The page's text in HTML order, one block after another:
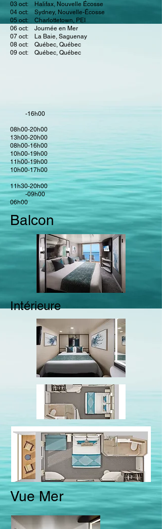
03 oct: Halifax, Nouvelle Écosse
04 oct: Sydney, Nouvelle-Écosse
05 oct: Charlottetown, PEI
06 oct: Journée en Mer
07 oct: La Baie, Saguenay
08 oct: Québec, Québec
09 oct: Québec, Québec
-16h00
08h00-20h00
13h00-20h00
08h00-16h00
10h00-19h00
11h00-19h00
10h00-17h00
11h30-20h00
-09h00
06h00
Balcon
Intérieure
Vue Mer